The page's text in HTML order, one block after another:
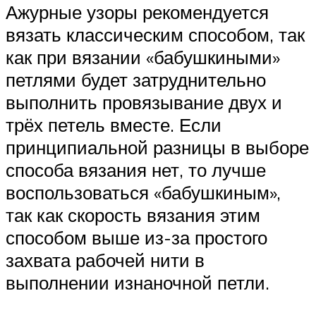
Ажурные узоры рекомендуется
вязать классическим способом, так
как при вязании «бабушкиными»
петлями будет затруднительно
выполнить провязывание двух и
трёх петель вместе. Если
принципиальной разницы в выборе
способа вязания нет, то лучше
воспользоваться «бабушкиным»,
так как скорость вязания этим
способом выше из-за простого
захвата рабочей нити в
выполнении изнаночной петли.